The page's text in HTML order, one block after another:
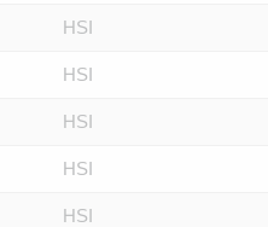
HSI
HSI
HSI
HSI
HSI